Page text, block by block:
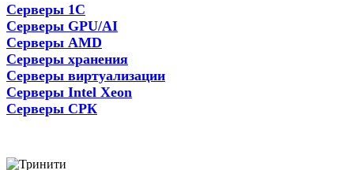
Серверы 1С
Серверы GPU/AI
Серверы AMD
Серверы хранения
Серверы виртуализации
Серверы Intel Xeon
Серверы СРК